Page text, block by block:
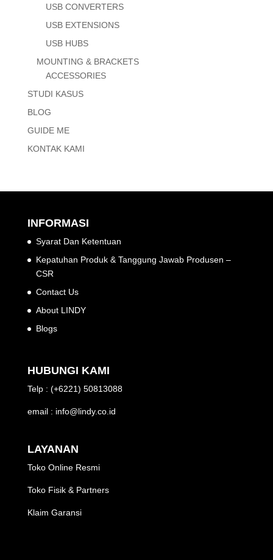
USB CONVERTERS
USB EXTENSIONS
USB HUBS
MOUNTING & BRACKETS
ACCESSORIES
STUDI KASUS
BLOG
GUIDE ME
KONTAK KAMI
INFORMASI
Syarat Dan Ketentuan
Kepatuhan Produk & Tanggung Jawab Produsen –
CSR
Contact Us
About LINDY
Blogs
HUBUNGI KAMI
Telp : (+6221) 50813088
email : info@lindy.co.id
LAYANAN
Toko Online Resmi
Toko Fisik & Partners
Klaim Garansi